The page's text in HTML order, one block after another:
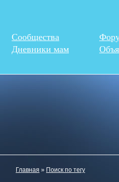
Сообщества
Дневники мам
Главная » Поиск по тегу